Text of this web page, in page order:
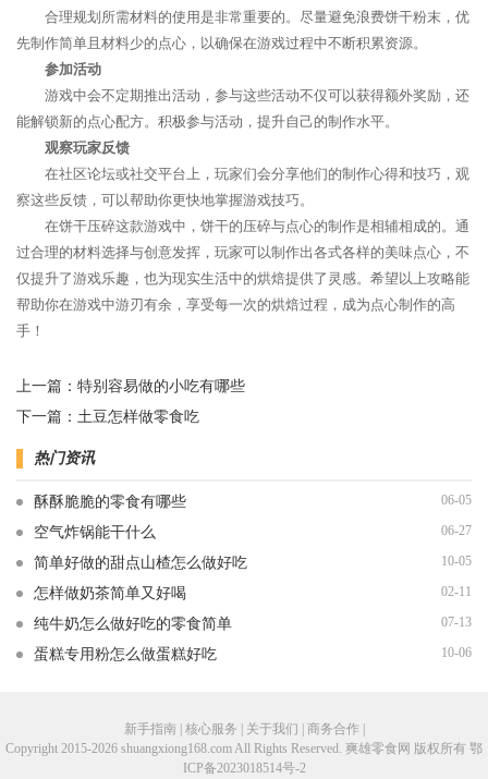
合理规划所需材料的使用是非常重要的。尽量避免浪费饼干粉末，优
先制作简单且材料少的点心，以确保在游戏过程中不断积累资源。
参加活动
游戏中会不定期推出活动，参与这些活动不仅可以获得额外奖励，还
能解锁新的点心配方。积极参与活动，提升自己的制作水平。
观察玩家反馈
在社区论坛或社交平台上，玩家们会分享他们的制作心得和技巧，观
察这些反馈，可以帮助你更快地掌握游戏技巧。
在饼干压碎这款游戏中，饼干的压碎与点心的制作是相辅相成的。通
过合理的材料选择与创意发挥，玩家可以制作出各式各样的美味点心，不
仅提升了游戏乐趣，也为现实生活中的烘焙提供了灵感。希望以上攻略能
帮助你在游戏中游刃有余，享受每一次的烘焙过程，成为点心制作的高
手！
上一篇： 特别容易做的小吃有哪些
下一篇： 土豆怎样做零食吃
热门资讯
酥酥脆脆的零食有哪些 06-05
空气炸锅能干什么 06-27
简单好做的甜点山楂怎么做好吃 10-05
怎样做奶茶简单又好喝 02-11
纯牛奶怎么做好吃的零食简单 07-13
蛋糕专用粉怎么做蛋糕好吃 10-06
新手指南 | 核心服务 | 关于我们 | 商务合作 |
Copyright 2015-2026 shuangxiong168.com All Rights Reserved. 爽雄零食网 版权所有 鄂
ICP备2023018514号-2